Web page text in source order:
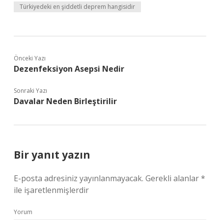
Türkiyedeki en şiddetli deprem hangisidir
Önceki Yazı
Dezenfeksiyon Asepsi Nedir
Sonraki Yazı
Davalar Neden Birleştirilir
Bir yanıt yazın
E-posta adresiniz yayınlanmayacak. Gerekli alanlar*
ile işaretlenmişlerdir
Yorum